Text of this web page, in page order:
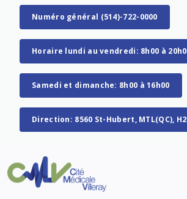
Numéro général (514)-722-0000
Horaire lundi au vendredi: 8h00 à
Samedi et dimanche: 8h00 à 16h00
Direction: 8560 St-Hubert, MTL(QC),